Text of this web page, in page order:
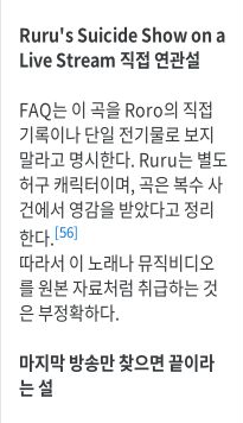
Ruru's Suicide Show on a
Live Stream 직접 연관설
FAQ는 이 곡을 Roro의 직접
기록이나 단일 전기물로 보지
말라고 명시한다. Ruru는 별도
허구 캐릭터이며, 곡은 복수 사
건에서 영감을 받았다고 정리
한다.[56]
따라서 이 노래나 뮤직비디오
를 원본 자료처럼 취급하는 것
은 부정확하다.
마지막 방송만 찾으면 끝이라
는 설